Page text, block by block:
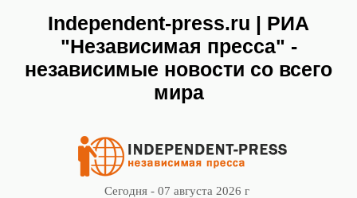
Independent-press.ru | РИА
"Независимая пресса" -
независимые новости со всего
мира
Сегодня - 07 августа 2026 г